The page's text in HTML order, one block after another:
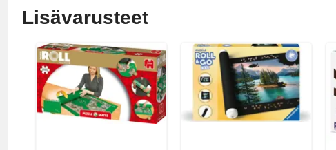
Lisävarusteet